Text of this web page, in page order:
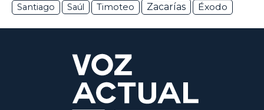
Santiago
Saúl Timoteo Zacarías Éxodo